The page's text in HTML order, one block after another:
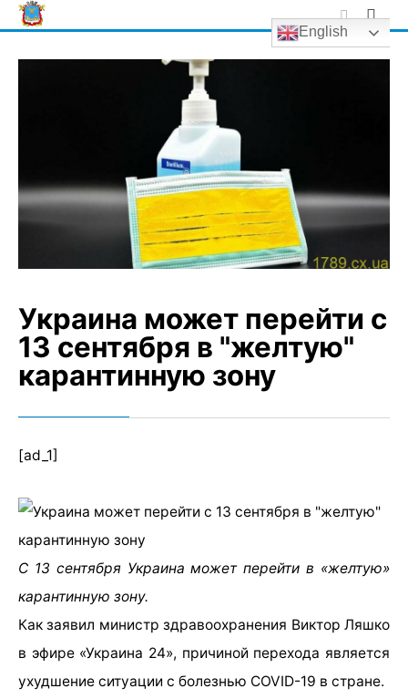
Skip
to
Украина может перейти с
13 сентября в "желтую"
карантинную зону
[ad_1]
С 13 сентября Украина может перейти в «желтую»
карантинную зону.
Как заявил министр здравоохранения Виктор Ляшко
в эфире «Украина 24», причиной перехода является
ухудшение ситуации с болезнью COVID-19 в стране.
English